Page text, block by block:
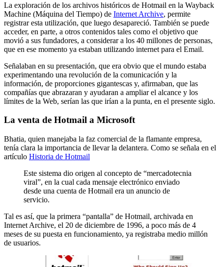
La exploración de los archivos históricos de Hotmail en la Wayback
Machine (Máquina del Tiempo) de Internet Archive, permite
registrar esta utilización, que luego desapareció. También se puede
acceder, en parte, a otros contenidos tales como el objetivo que
movió a sus fundadores, a considerar a los 40 millones de personas,
que en ese momento ya estaban utilizando internet para el Email.
Señalaban en su presentación, que era obvio que el mundo estaba
experimentando una revolución de la comunicación y la
información, de proporciones gigantescas y, afirmaban, que las
compañías que abrazaran y ayudaran a ampliar el alcance y los
límites de la Web, serían las que irían a la punta, en el presente siglo.
La venta de Hotmail a Microsoft
Bhatia, quien manejaba la faz comercial de la flamante empresa,
tenía clara la importancia de llevar la delantera. Como se señala en el
artículo Historia de Hotmail
Este sistema dio origen al concepto de “mercadotecnia
viral”, en la cual cada mensaje electrónico enviado
desde una cuenta de Hotmail era un anuncio de
servicio.
Tal es así, que la primera “pantalla” de Hotmail, archivada en
Internet Archive, el 20 de diciembre de 1996, a poco más de 4
meses de su puesta en funcionamiento, ya registraba medio millón
de usuarios.